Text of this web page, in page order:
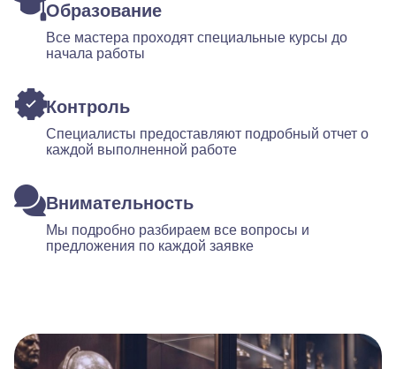
Образование
Все мастера проходят специальные курсы до
начала работы
Контроль
Специалисты предоставляют подробный отчет о
каждой выполненной работе
Внимательность
Мы подробно разбираем все вопросы и
предложения по каждой заявке